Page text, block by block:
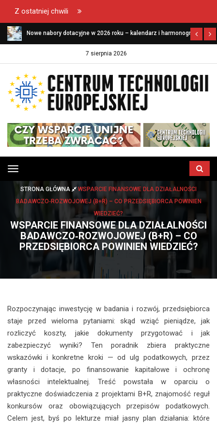
Z ostatniej chwili
Nowe nabory dotacyjne w 2026 roku – kalendarz i harmonogram
7 sierpnia 2026
Przełącz
menu
STRONA GŁÓWNA
WSPARCIE FINANSOWE DLA DZIAŁALNOŚCI
BADAWCZO‑ROZWOJOWEJ (B+R) – CO PRZEDSIĘBIORCA POWINIEN
WIEDZIEĆ?
WSPARCIE FINANSOWE DLA DZIAŁALNOŚCI
BADAWCZO‑ROZWOJOWEJ (B+R) – CO
PRZEDSIĘBIORCA POWINIEN WIEDZIEĆ?
Rozpoczynając inwestycję w badania i rozwój, przedsiębiorca
staje przed wieloma pytaniami: skąd wziąć pieniądze, jak
rozliczyć koszty, jakie dokumenty przygotować i jak
zabezpieczyć wyniki? Ten poradnik zbiera praktyczne
wskazówki i konkretne kroki — od ulg podatkowych, przez
granty i dotacje, po finansowanie kapitałowe i ochronę
własności intelektualnej. Treść powstała w oparciu o
praktyczne doświadczenia z projektami B+R, znajomość reguł
konkursów oraz obowiązujących przepisów podatkowych.
Celem jest, byś po lekturze miał jasny plan działania: które